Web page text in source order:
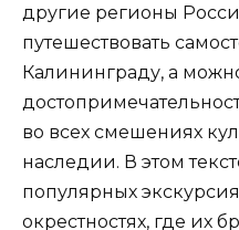
другие регионы
путешествовать
Калининграду, а
во всех смешениях
наследии. В этом
популярных
окрестностях, где их